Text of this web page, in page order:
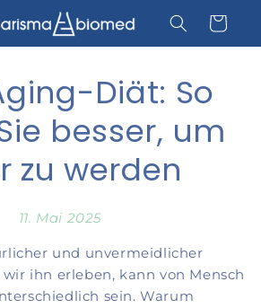
Warenkorb
Diät: So
besser, um
zu werden
11. Mai 2025
und unvermeidlicher
wir ihn erleben, kann von Mensch
sein. Warum